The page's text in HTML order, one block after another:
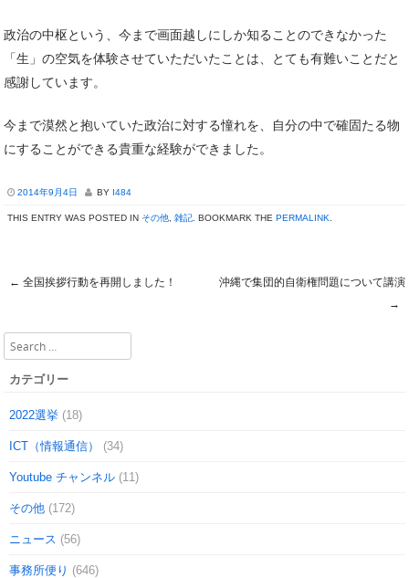
政治の中枢という、今まで画面越しにしか知ることのできなかった
「生」の空気を体験させていただいたことは、とても有難いことだと
感謝しています。
今まで漠然と抱いていた政治に対する憧れを、自分の中で確固たる物
にすることができる貴重な経験ができました。
2014年9月4日 BY I484
THIS ENTRY WAS POSTED IN その他 雑記 . BOOKMARK THE PERMALINK
← 全国挨拶行動を再開しました！
沖縄で集団的自衛権問題について講演
→
Search
カテゴリー
2022選挙 (18)
ICT（情報通信） (34)
Youtube チャンネル (11)
その他 (172)
ニュース (56)
事務所便り (646)